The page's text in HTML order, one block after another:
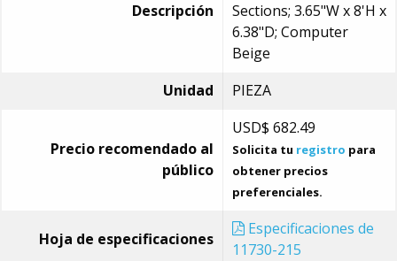
Descripción
Sections; 3.65"W x 8'H x
6.38"D; Computer
Beige
Unidad
PIEZA
Precio recomendado al
público
USD$ 682.49
Solicita tu registro para
obtener precios
preferenciales.
Hoja de especificaciones
Especificaciones de
11730-215